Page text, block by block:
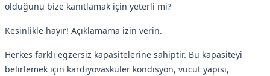
olduğunu bize kanıtlamak için yeterli mi?
Kesinlikle hayır! Açıklamama izin verin.
Herkes farklı egzersiz kapasitelerine sahiptir. Bu kapasiteyi
belirlemek için kardiyovasküler kondisyon, vücut yapısı,